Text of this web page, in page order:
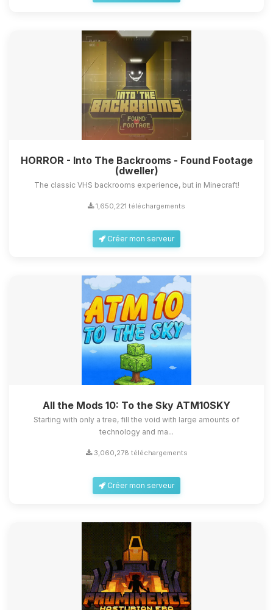
HORROR - Into The Backrooms - Found Footage
(dweller)
The classic VHS backrooms experience, but in Minecraft!
1,650,221 téléchargements
Créer mon serveur
All the Mods 10: To the Sky ATM10SKY
Starting with only a tree, fill the void with large amounts of
technology and ma...
3,060,278 téléchargements
Créer mon serveur